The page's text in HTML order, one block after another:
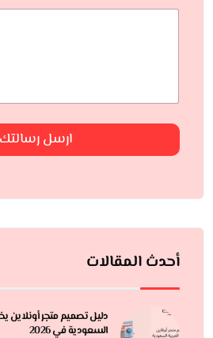
ارسل رسالتك
أحدث المقالات
دليل تصميم متجر أونلاين
السعودية في 2026